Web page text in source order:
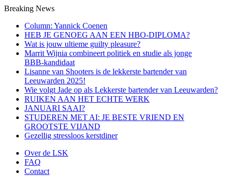
Breaking News
Column: Yannick Coenen
HEB JE GENOEG AAN EEN HBO-DIPLOMA?
Wat is jouw ultieme guilty pleasure?
Marrit Wijnia combineert politiek en studie als jonge
BBB‑kandidaat
Lisanne van Shooters is de lekkerste bartender van
Leeuwarden 2025!
Wie volgt Jade op als Lekkerste bartender van Leeuwarden?
RUIKEN AAN HET ECHTE WERK
JANUARI SAAI?
STUDEREN MET AI: JE BESTE VRIEND EN
GROOTSTE VIJAND
Gezellig stressloos kerstdiner
Over de LSK
FAQ
Contact